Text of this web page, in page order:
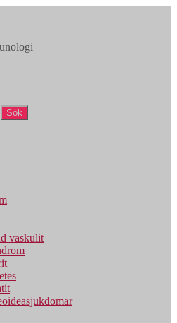
vaskulit